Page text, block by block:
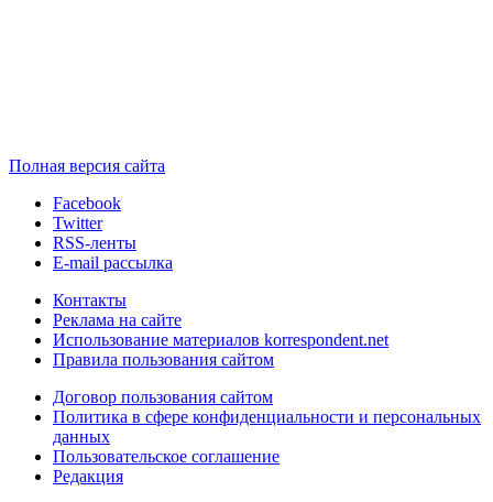
Полная версия сайта
Facebook
Twitter
RSS-ленты
E-mail рассылка
Контакты
Реклама на сайте
Использование материалов korrespondent.net
Правила пользования сайтом
Договор пользования сайтом
Политика в сфере конфиденциальности и персональных
данных
Пользовательское соглашение
Редакция